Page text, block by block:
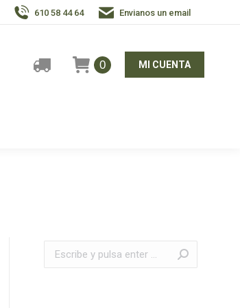
610 58 44 64 Envianos un email
0 MI CUENTA
Buscar: